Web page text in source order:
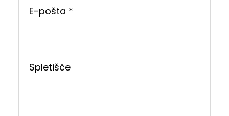
E-pošta *
Spletišče